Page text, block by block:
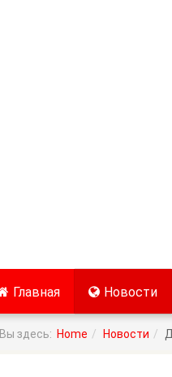
Главная Новости
Вы здесь: Home Новости